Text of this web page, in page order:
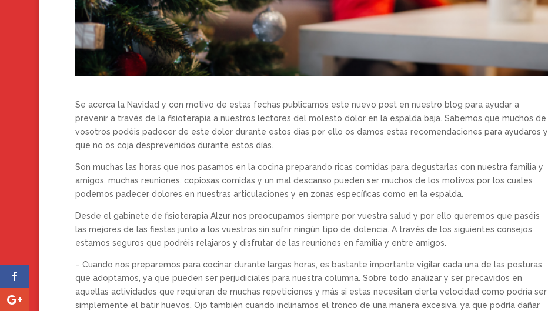
Se acerca la Navidad y con motivo de estas fechas publicamos este nuevo post en nuestro blog para ayudar a
prevenir a través de la fisioterapia a nuestros lectores del molesto dolor en la espalda baja. Sabemos que muchos de
vosotros podéis padecer de este dolor durante estos días por ello os damos estas recomendaciones para ayudaros y
que no os coja desprevenidos durante estos días.
Son muchas las horas que nos pasamos en la cocina preparando ricas comidas para degustarlas con nuestra familia y
amigos, muchas reuniones, copiosas comidas y un mal descanso pueden ser muchos de los motivos por los cuales
podemos padecer dolores en nuestras articulaciones y en zonas específicas como en la espalda.
Desde el gabinete de fisioterapia Alzur nos preocupamos siempre por vuestra salud y por ello queremos que paséis
las mejores de las fiestas junto a los vuestros sin sufrir ningún tipo de dolencia. A través de los siguientes consejos
estamos seguros que podréis relajaros y disfrutar de las reuniones en familia y entre amigos.
– Cuando nos preparemos para cocinar durante largas horas, es bastante importante vigilar cada una de las posturas
que adoptamos, ya que pueden ser perjudiciales para nuestra columna. Sobre todo analizar y ser precavidos en
aquellas actividades que requieran de muchas repeticiones y más si estas necesitan cierta velocidad como podría ser
simplemente el batir huevos. Ojo también cuando inclinamos el tronco de una manera excesiva, ya que podría dañar